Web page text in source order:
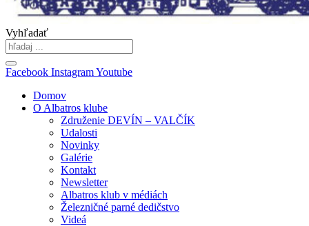
Vyhľadať
Facebook InstagramYoutube
Domov
O Albatros klube
Združenie DEVÍN – VALČÍK
Udalosti
Novinky
Galérie
Kontakt
Newsletter
Albatros klub v médiách
Železničné parné dedičstvo
Videá